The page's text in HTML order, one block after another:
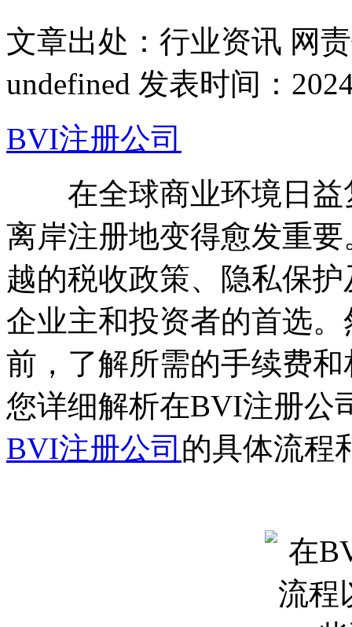
文章出处：行业资讯 网
undefined 发表时间：
BVI注册公司
在全球商业环境日益
离岸注册地变得愈发重
越的税收政策、隐私保
企业主和投资者的首选
前，了解所需的手续费
您详细解析在BVI注册公
BVI注册公司 的具体流程